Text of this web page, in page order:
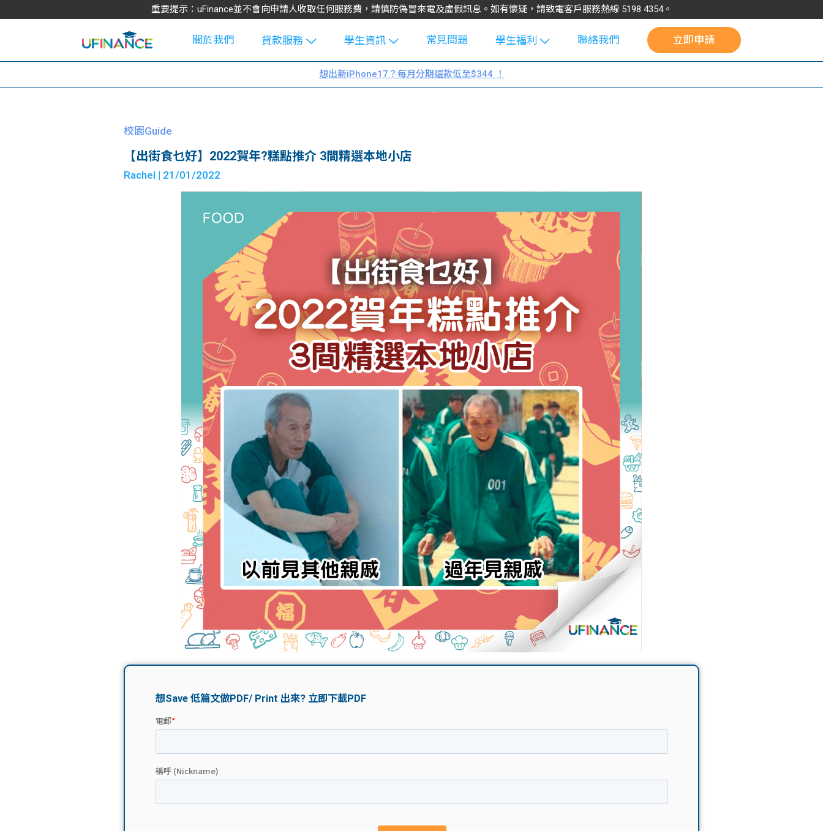
重要提示：uFinance並不會向申請人收取任何服務費，請慎防偽冒來電及虛假訊息。如有懷疑，請致電客戶服務熱線 5198 4354。
關於我們
貸款服務
學生貸款
大學生學費
機
網上私人貸
款
機
學生資訊
Blog
大專生筍
Exchang
Guide
理財
Guide
學生貸款
101
常見問題
學生福利
uFinance 校
園贊助
聯絡我們 立即申請
想出新iPhone17？每月分期還款低至$344 ！
校園Guide
【出街食乜好】2022賀年?糕點推介 3間精選本地小店
Rachel | 21/01/2022